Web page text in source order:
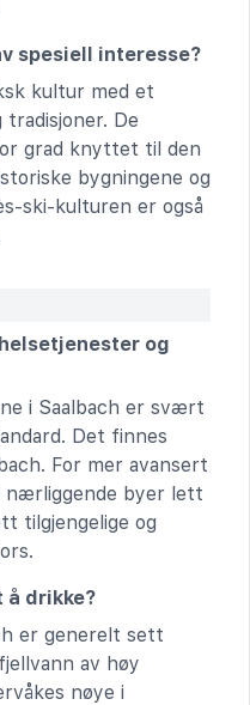
spesiell interesse?
kultur med et
De
grad knyttet til den
bygningene og
ski-kulturen er også
og
i Saalbach er svært
Det finnes
For mer avansert
nærliggende byer lett
tilgjengelige og
å drikke?
er generelt sett
av høy
nøye i